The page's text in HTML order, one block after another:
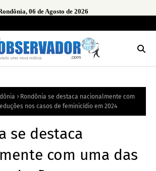
06 de Agosto de 2026
Rondônia se destaca nacionalmente com
nos casos de feminicídio em 2024
se destaca
com uma das